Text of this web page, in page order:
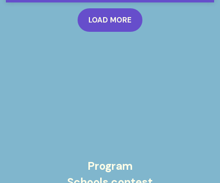
LOAD MORE
Program